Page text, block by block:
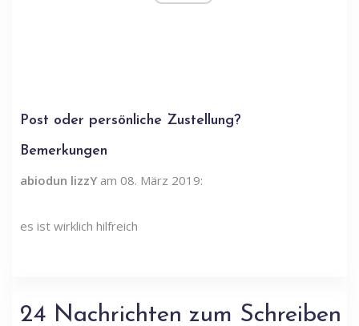
Post oder persönliche Zustellung?
Bemerkungen
abiodun lizzY am 08. März 2019:
es ist wirklich hilfreich
24 Nachrichten zum Schreiben